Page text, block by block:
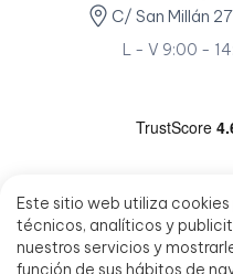
Este sitio web utiliza
técnicos, analíticos y
nuestros servicios y
función de sus hábitos de
C/ San Millán
L - V 9:00 -